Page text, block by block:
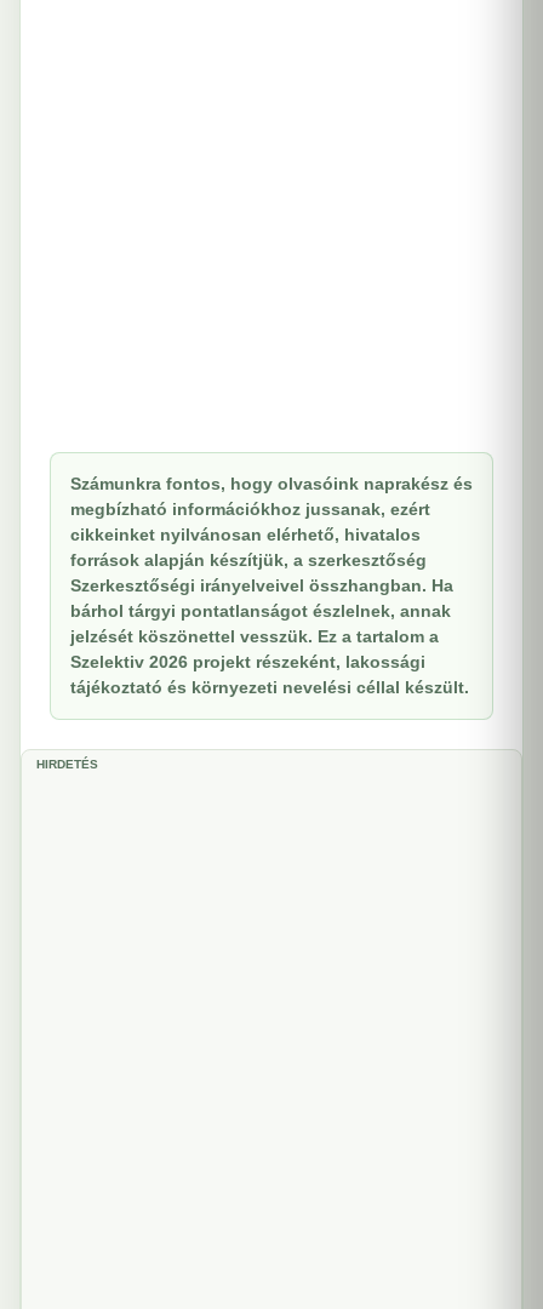
Számunkra fontos, hogy olvasóink naprakész és
megbízható információkhoz jussanak, ezért
cikkeinket nyilvánosan elérhető, hivatalos
források alapján készítjük, a szerkesztőség
Szerkesztőségi irányelveivel összhangban. Ha
bárhol tárgyi pontatlanságot észlelnek, annak
jelzését köszönettel vesszük. Ez a tartalom a
Szelektiv 2026 projekt részeként, lakossági
tájékoztató és környezeti nevelési céllal készült.
HIRDETÉS